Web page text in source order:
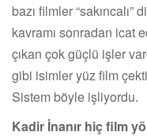
bazı filmler “sakıncalı”
kavramı sonradan icat
çıkan çok güçlü işler
gibi isimler yüz film
Sistem böyle işliyordu.
Kadir İnanır hiç film